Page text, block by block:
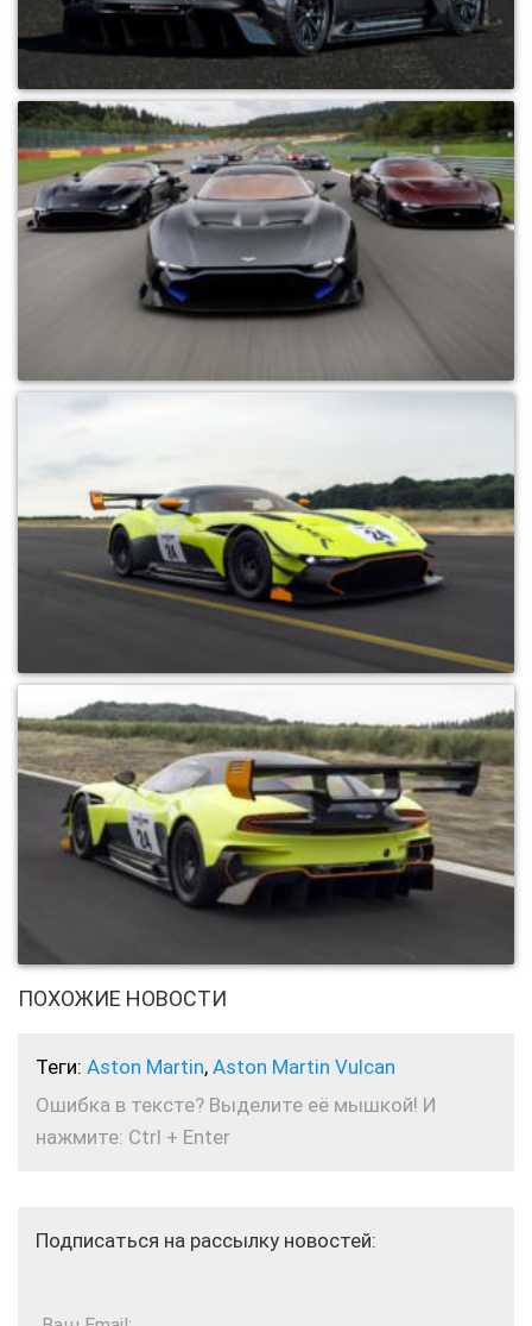
ПОХОЖИЕ НОВОСТИ
Теги: Aston Martin, Aston Martin Vulcan
Ошибка в тексте? Выделите её мышкой! И
нажмите: Ctrl + Enter
Подписаться на рассылку новостей: